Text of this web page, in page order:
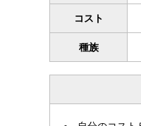
コスト
種族